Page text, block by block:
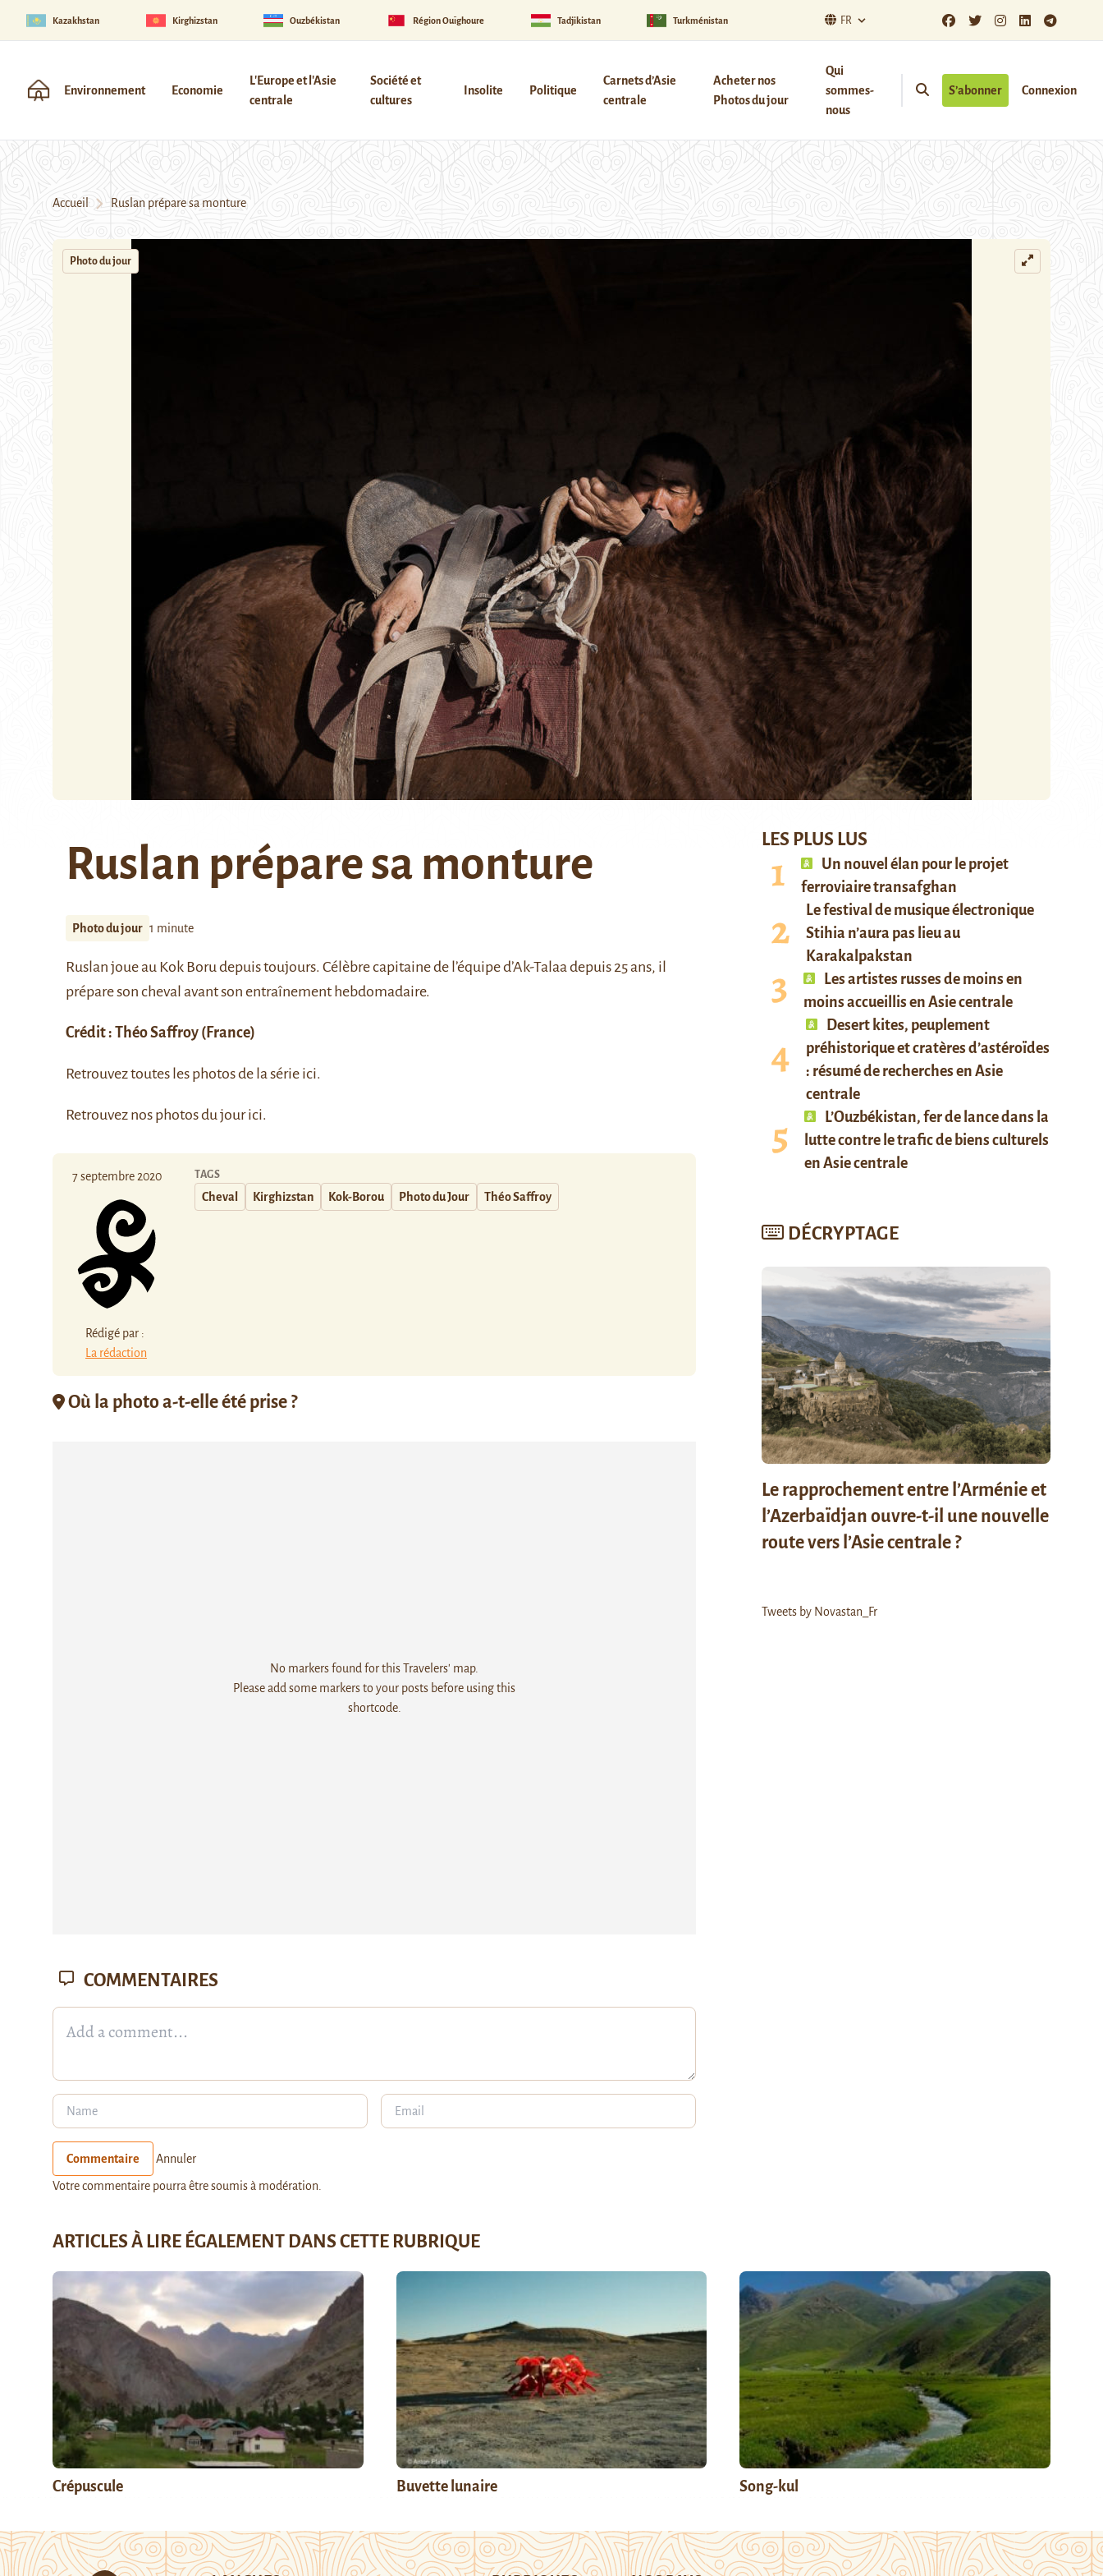
Kazakhstan Kirghizstan Ouzbékistan Région Ouïghoure Tadjikistan Turkménistan FR
Environnement Economie
L'Europe et l'Asie
centrale
Société et
cultures
Insolite Politique
Carnets d’Asie
centrale
Acheter nos
Photos du jour
Qui
sommes-
nous
S’abonner Connexion
Accueil Ruslan prépare sa monture
Photo du jour
Ruslan prépare sa monture
Photo du jour 1 minute
Ruslan joue au Kok Borudepuis toujours. Célèbre capitaine de l’équipe d’Ak-Talaa depuis 25 ans, il
prépare son cheval avant son entraînement hebdomadaire.
Crédit : Théo Saffroy (France)
Retrouvez toutes les photos de la série ici.
Retrouvez nos photos du jourici.
7 septembre 2020
Rédigé par :
La rédaction
TAGS
Cheval Kirghizstan Kok-Borou Photo du Jour Théo Saffroy
Où la photo a-t-elle été prise ?
No markers found for this Travelers' map.
Please add some markers to your posts before using this
shortcode.
LES PLUS LUS
Un nouvel élan pour le projet
ferroviaire transafghan
Le festival de musique électronique
Stihia n’aura pas lieu au
Karakalpakstan
Les artistes russes de moins en
moins accueillis en Asie centrale
Desert kites, peuplement
préhistorique et cratères d’astéroïdes
: résumé de recherches en Asie
centrale
L’Ouzbékistan, fer de lance dans la
lutte contre le trafic de biens culturels
en Asie centrale
DÉCRYPTAGE
Le rapprochement entre l’Arménie et
l’Azerbaïdjan ouvre-t-il une nouvelle
route vers l’Asie centrale ?
Tweets by Novastan_Fr
COMMENTAIRES
Commentaire Annuler
Votre commentaire pourra être soumis à modération.
ARTICLES À LIRE ÉGALEMENT DANS CETTE RUBRIQUE
Crépuscule Buvette lunaire Song-kul